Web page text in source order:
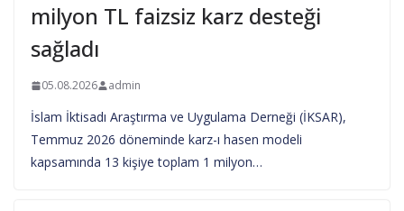
milyon TL faizsiz karz desteği
sağladı
05.08.2026 admin
İslam İktisadı Araştırma ve Uygulama Derneği (İKSAR),
Temmuz 2026 döneminde karz-ı hasen modeli
kapsamında 13 kişiye toplam 1 milyon…